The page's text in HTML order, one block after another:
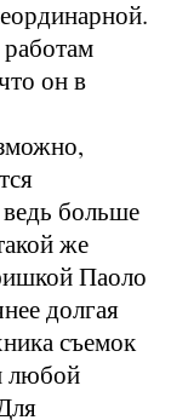
он в
больше
же
Паоло
долгая
съемок
любой